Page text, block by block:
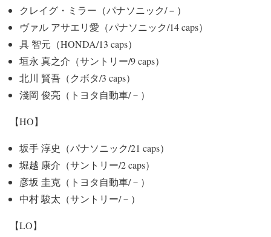
クレイグ・ミラー（パナソニック/－）
ヴァル アサエリ愛（パナソニック/14 caps）
具 智元（HONDA/13 caps）
垣永 真之介（サントリー/9 caps）
北川 賢吾（クボタ/3 caps）
淺岡 俊亮（トヨタ自動車/－）
【HO】
坂手 淳史（パナソニック/21 caps）
堀越 康介（サントリー/2 caps）
彦坂 圭克（トヨタ自動車/－）
中村 駿太（サントリー/－）
【LO】